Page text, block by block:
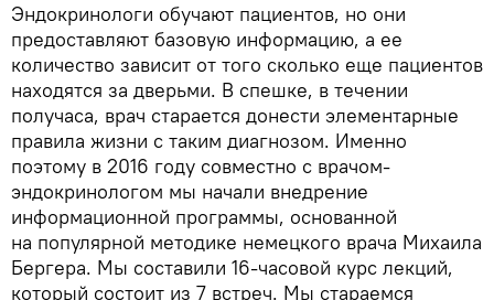
Эндокринологи обучают пациентов, но они
предоставляют базовую информацию, а ее
количество зависит от того сколько еще пациентов
находятся за дверьми. В спешке, в течении
получаса, врач старается донести элементарные
правила жизни с таким диагнозом. Именно
поэтому в 2016 году совместно с врачом-
эндокринологом мы начали внедрение
информационной программы, основанной
на популярной методике немецкого врача Михаила
Бергера. Мы составили 16-часовой курс лекций,
который состоит из 7 встреч. Мы стараемся